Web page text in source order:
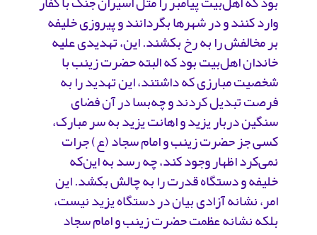
وارد کنند و در شهرها بگردانند و پیروزی خلیفه
بر مخالفش را به رخ بکشند. این، تهدیدی علیه
خاندان اهل‌بیت بود که البته حضرت زینب با
شخصیت مبارزی که داشتند، این تهدید را به
فرصت تبدیل کردند و چه‌بسا در آن فضای
سنگین دربار یزید و اهانت یزید به سر مبارک،
کسی جز حضرت زینب و امام سجاد (ع) جرات
نمی‌کرد اظهار وجود کند، چه رسد به این‌که
خلیفه و دستگاه قدرت را به چالش بکشد. این
امر، نشانه آزادی بیان در دستگاه یزید نیست،
بلکه نشانه عظمت حضرت زینب و امام سجاد